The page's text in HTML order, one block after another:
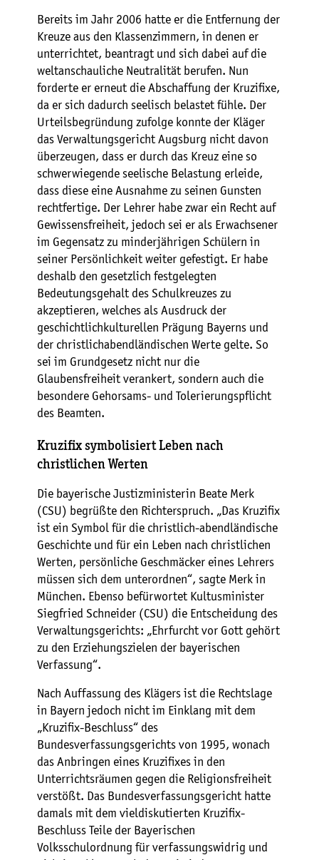
Bereits im Jahr 2006 hatte er die Entfernung der
Kreuze aus den Klassenzimmern, in denen er
unterrichtet, beantragt und sich dabei auf die
weltanschauliche Neutralität berufen. Nun
forderte er erneut die Abschaffung der Kruzifixe,
da er sich dadurch seelisch belastet fühle. Der
Urteilsbegründung zufolge konnte der Kläger
das Verwaltungsgericht Augsburg nicht davon
überzeugen, dass er durch das Kreuz eine so
schwerwiegende seelische Belastung erleide,
dass diese eine Ausnahme zu seinen Gunsten
rechtfertige. Der Lehrer habe zwar ein Recht auf
Gewissensfreiheit, jedoch sei er als Erwachsener
im Gegensatz zu minderjährigen Schülern in
seiner Persönlichkeit weiter gefestigt. Er habe
deshalb den gesetzlich festgelegten
Bedeutungsgehalt des Schulkreuzes zu
akzeptieren, welches als Ausdruck der
geschichtlichkulturellen Prägung Bayerns und
der christlichabendländischen Werte gelte. So
sei im Grundgesetz nicht nur die
Glaubensfreiheit verankert, sondern auch die
besondere Gehorsams- und Tolerierungspflicht
des Beamten.
Kruzifix symbolisiert Leben nach
christlichen Werten
Die bayerische Justizministerin Beate Merk
(CSU) begrüßte den Richterspruch. „Das Kruzifix
ist ein Symbol für die christlich-abendländische
Geschichte und für ein Leben nach christlichen
Werten, persönliche Geschmäcker eines Lehrers
müssen sich dem unterordnen“, sagte Merk in
München. Ebenso befürwortet Kultusminister
Siegfried Schneider (CSU) die Entscheidung des
Verwaltungsgerichts: „Ehrfurcht vor Gott gehört
zu den Erziehungszielen der bayerischen
Verfassung“.
Nach Auffassung des Klägers ist die Rechtslage
in Bayern jedoch nicht im Einklang mit dem
„Kruzifix-Beschluss“ des
Bundesverfassungsgerichts von 1995, wonach
das Anbringen eines Kruzifixes in den
Unterrichtsräumen gegen die Religionsfreiheit
verstößt. Das Bundesverfassungsgericht hatte
damals mit dem vieldiskutierten Kruzifix-
Beschluss Teile der Bayerischen
Volksschulordnung für verfassungswidrig und